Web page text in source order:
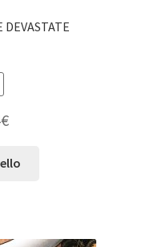
DEVASTATE
€